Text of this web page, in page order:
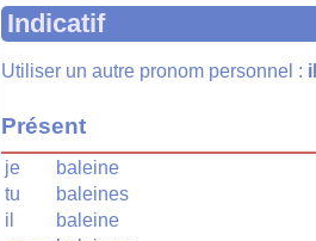
Indicatif
Utiliser un autre pronom personnel : il
Présent
je
baleine
tu
baleines
il
baleine